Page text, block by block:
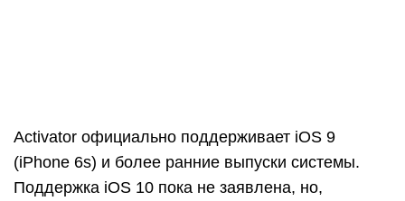
Для этого необходимо предварительно
активировать функцию виртуальной кнопки на
экране.